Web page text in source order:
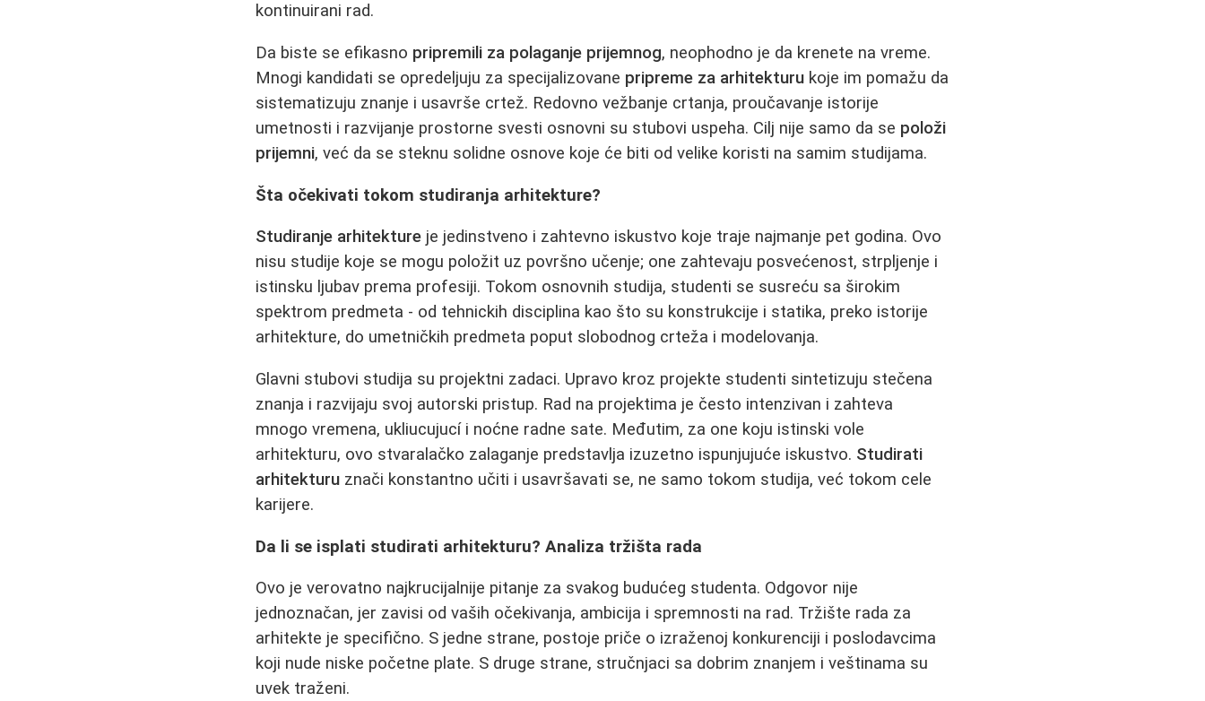
kontinuirani rad.
Da biste se efikasno pripremili za polaganje prijemnog, neophodno je da krenete na vreme.
Mnogi kandidati se opredeljuju za specijalizovane pripreme za arhitekturu koje im pomažu da
sistematizuju znanje i usavrše crtež. Redovno vežbanje crtanja, proučavanje istorije
umetnosti i razvijanje prostorne svesti osnovni su stubovi uspeha. Cilj nije samo da se položi
prijemni, već da se steknu solidne osnove koje će biti od velike koristi na samim studijama.
Šta očekivati tokom studiranja arhitekture?
Studiranje arhitekture je jedinstveno i zahtevno iskustvo koje traje najmanje pet godina. Ovo
nisu studije koje se mogu položit uz površno učenje; one zahtevaju posvećenost, strpljenje i
istinsku ljubav prema profesiji. Tokom osnovnih studija, studenti se susreću sa širokim
spektrom predmeta - od tehnickih disciplina kao što su konstrukcije i statika, preko istorije
arhitekture, do umetničkih predmeta poput slobodnog crteža i modelovanja.
Glavni stubovi studija su projektni zadaci. Upravo kroz projekte studenti sintetizuju stečena
znanja i razvijaju svoj autorski pristup. Rad na projektima je često intenzivan i zahteva
mnogo vremena, ukliucujucí i noćne radne sate. Međutim, za one koju istinski vole
arhitekturu, ovo stvaralačko zalaganje predstavlja izuzetno ispunjujuće iskustvo. Studirati
arhitekturu znači konstantno učiti i usavršavati se, ne samo tokom studija, već tokom cele
karijere.
Da li se isplati studirati arhitekturu? Analiza tržišta rada
Ovo je verovatno najkrucijalnije pitanje za svakog budućeg studenta. Odgovor nije
jednoznačan, jer zavisi od vaših očekivanja, ambicija i spremnosti na rad. Tržište rada za
arhitekte je specifično. S jedne strane, postoje priče o izraženoj konkurenciji i poslodavcima
koji nude niske početne plate. S druge strane, stručnjaci sa dobrim znanjem i veštinama su
uvek traženi.